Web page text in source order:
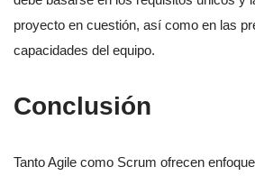
proyecto en cuestión, así como en las
capacidades del equipo.
Conclusión
Tanto Agile como Scrum ofrecen